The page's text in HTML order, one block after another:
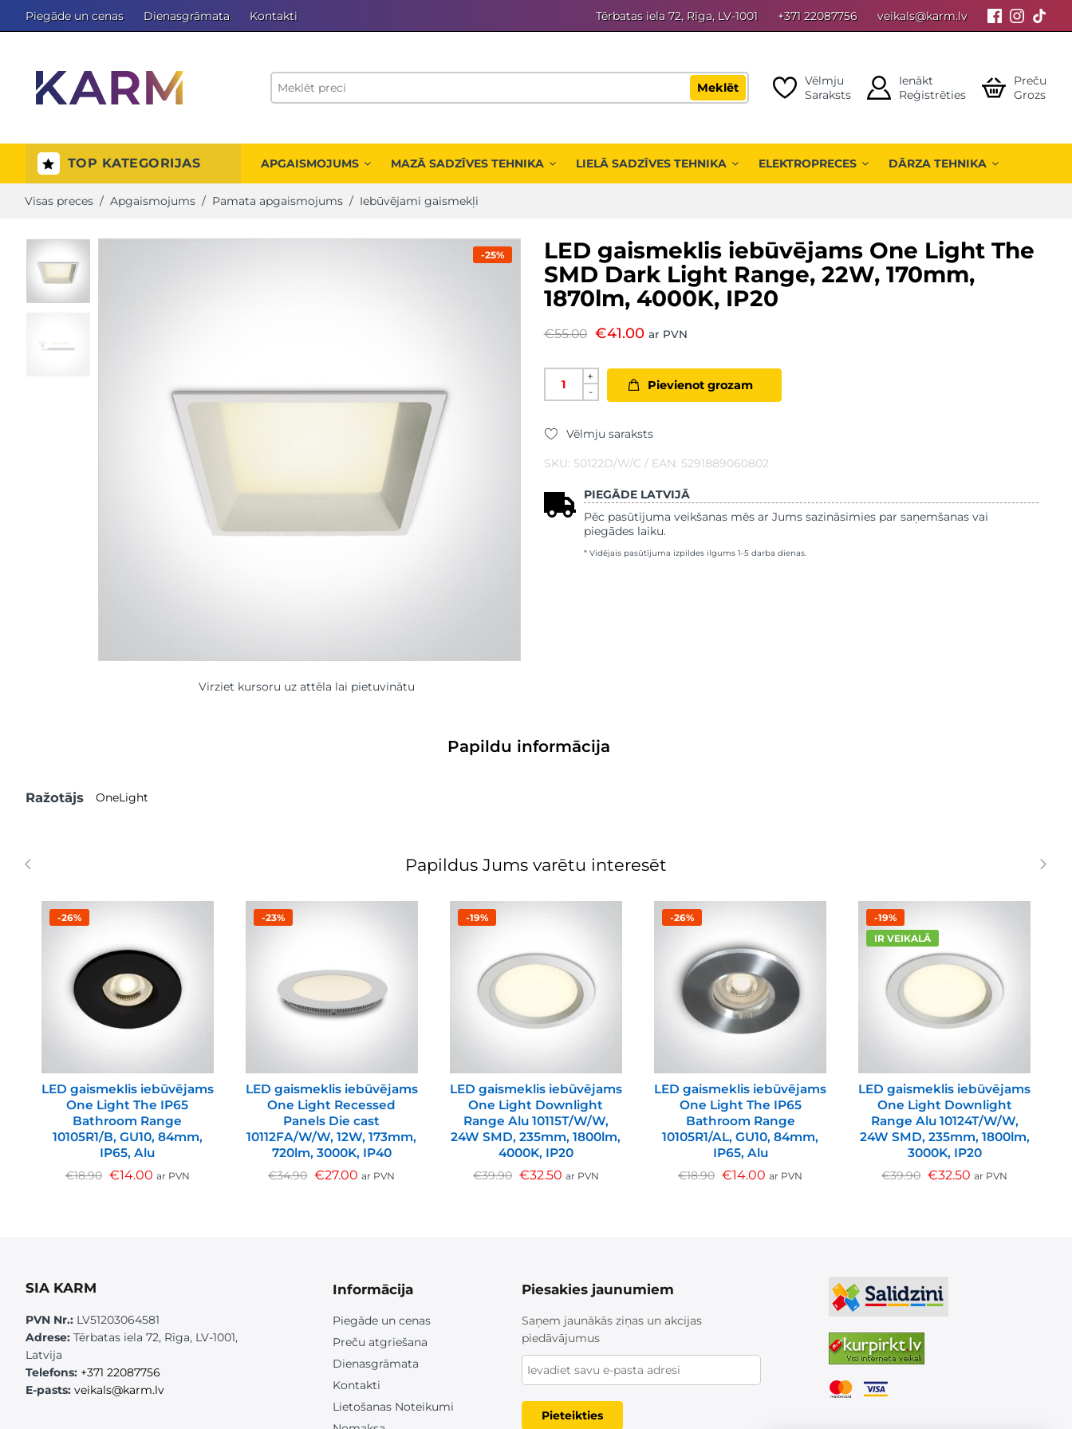
Piegāde un cenas Dienasgrāmata Kontakti Tērbatas iela 72, Rīga, LV-1001 +371 22087756 veikals@karm.lv
Meklēt
Vēlmju
Saraksts
Ienākt
Reģistrēties
Preču
Grozs
TOP KATEGORIJAS APGAISMOJUMS MAZĀ SADZĪVES TEHNIKA LIELĀ SADZĪVES TEHNIKA ELEKTROPRECES DĀRZA TEHNIKA
Visas preces / Apgaismojums / Pamata apgaismojums / Iebūvējami gaismekļi
-25%
Virziet kursoru uz attēla lai pietuvinātu
LED gaismeklis iebūvējams One Light The
SMD Dark Light Range, 22W, 170mm,
1870lm, 4000K, IP20
€55.00 €41.00 ar PVN
+
-
Pievienot grozam
Vēlmju saraksts
SKU: 50122D/W/C / EAN: 5291889060802
PIEGĀDE LATVIJĀ
Pēc pasūtījuma veikšanas mēs ar Jums sazināsimies par saņemšanas vai
piegādes laiku.
* Vidējais pasūtījuma izpildes ilgums 1-5 darba dienas.
Papildu informācija
Ražotājs OneLight
Papildus Jums varētu interesēt
-26%
LED gaismeklis iebūvējams
One Light The IP65
Bathroom Range
10105R1/B, GU10, 84mm,
IP65, Alu
€18.90 €14.00 ar PVN
-23%
LED gaismeklis iebūvējams
One Light Recessed
Panels Die cast
10112FA/W/W, 12W, 173mm,
720lm, 3000K, IP40
€34.90 €27.00 ar PVN
-19%
LED gaismeklis iebūvējams
One Light Downlight
Range Alu 10115T/W/W,
24W SMD, 235mm, 1800lm,
4000K, IP20
€39.90 €32.50 ar PVN
-26%
LED gaismeklis iebūvējams
One Light The IP65
Bathroom Range
10105R1/AL, GU10, 84mm,
IP65, Alu
€18.90 €14.00 ar PVN
-19%
IR VEIKALĀ
LED gaismeklis iebūvējams
One Light Downlight
Range Alu 10124T/W/W,
24W SMD, 235mm, 1800lm,
3000K, IP20
€39.90 €32.50 ar PVN
SIA KARM
PVN Nr.:LV51203064581
Adrese:Tērbatas iela 72, Rīga, LV-1001,
Latvija
Telefons: +371 22087756
E-pasts: veikals@karm.lv
Informācija
Piegāde un cenas
Preču atgriešana
Dienasgrāmata
Kontakti
Lietošanas Noteikumi
Piesakies jaunumiem
Saņem jaunākās ziņas un akcijas
piedāvājumus
Pieteikties